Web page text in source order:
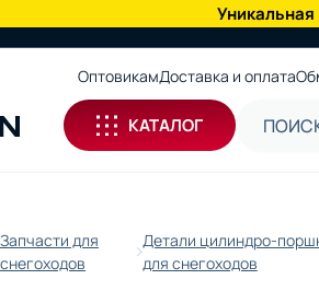
ОптовикамДоставка и оплата
КАТАЛОГ
Запчасти для
снегоходов
Детали цилиндро-
для снегоходов